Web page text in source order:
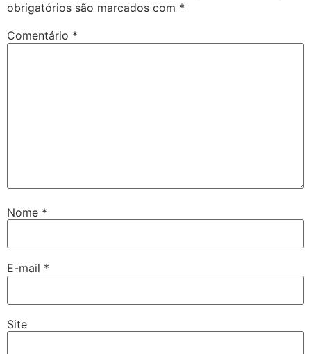
obrigatórios são marcados com *
Comentário *
Nome *
E-mail *
Site